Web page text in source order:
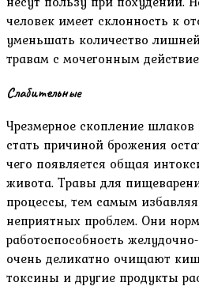
человек имеет склонность к
уменьшать количество
травам с мочегонным
Слабительные
Чрезмерное скопление
стать причиной брожения
чего появляется общая
живота. Травы для
процессы, тем самым
неприятных проблем. Они
работоспособность
очень деликатно очищают
токсины и другие продукты